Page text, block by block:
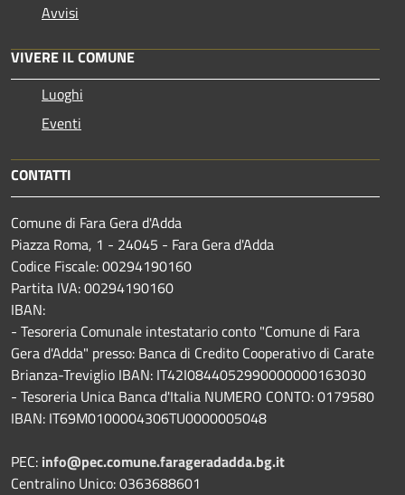
Avvisi
VIVERE IL COMUNE
Luoghi
Eventi
CONTATTI
Comune di Fara Gera d'Adda
Piazza Roma, 1 - 24045 - Fara Gera d'Adda
Codice Fiscale: 00294190160
Partita IVA: 00294190160
IBAN:
- Tesoreria Comunale intestatario conto "Comune di Fara
Gera d'Adda" presso: Banca di Credito Cooperativo di Carate
Brianza-Treviglio IBAN: IT42I0844052990000000163030
- Tesoreria Unica Banca d'Italia NUMERO CONTO: 0179580
IBAN: IT69M0100004306TU0000005048
PEC: info@pec.comune.farageradadda.bg.it
Centralino Unico: 0363688601